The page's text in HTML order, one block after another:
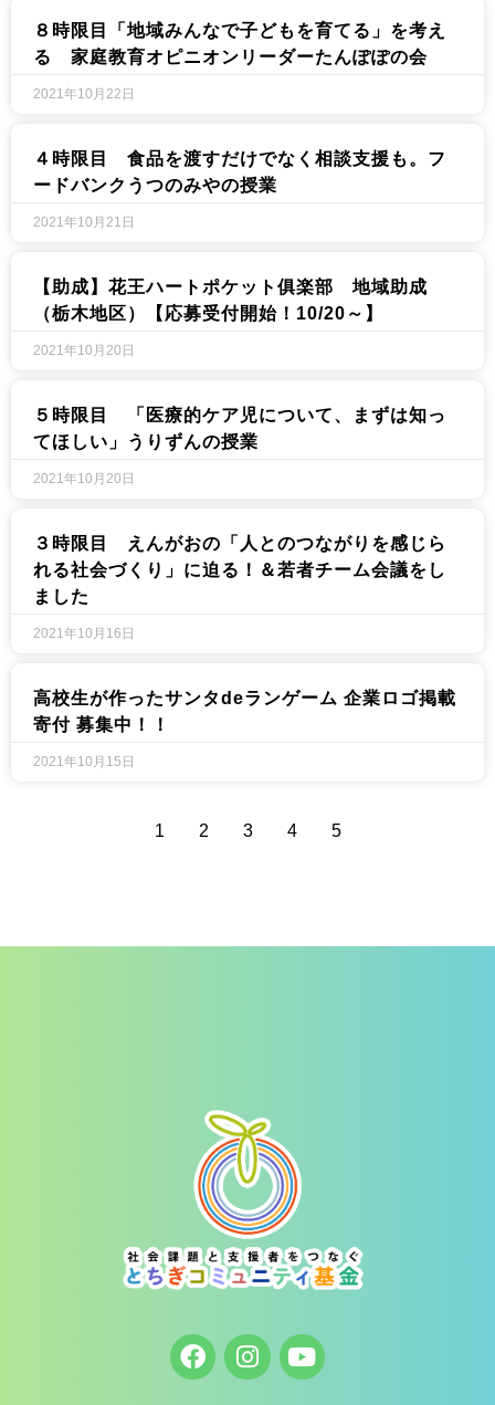
８時限目「地域みんなで子どもを育てる」を考え
る 家庭教育オピニオンリーダーたんぽぽの会
2021年10月22日
４時限目 食品を渡すだけでなく相談支援も。フ
ードバンクうつのみやの授業
2021年10月21日
【助成】花王ハートポケット俱楽部 地域助成
（栃木地区）【応募受付開始！10/20～】
2021年10月20日
５時限目 「医療的ケア児について、まずは知っ
てほしい」うりずんの授業
2021年10月20日
３時限目 えんがおの「人とのつながりを感じら
れる社会づくり」に迫る！＆若者チーム会議をし
ました
2021年10月16日
高校生が作ったサンタdeランゲーム 企業ロゴ掲載
寄付 募集中！！
2021年10月15日
1 2 3 4 5